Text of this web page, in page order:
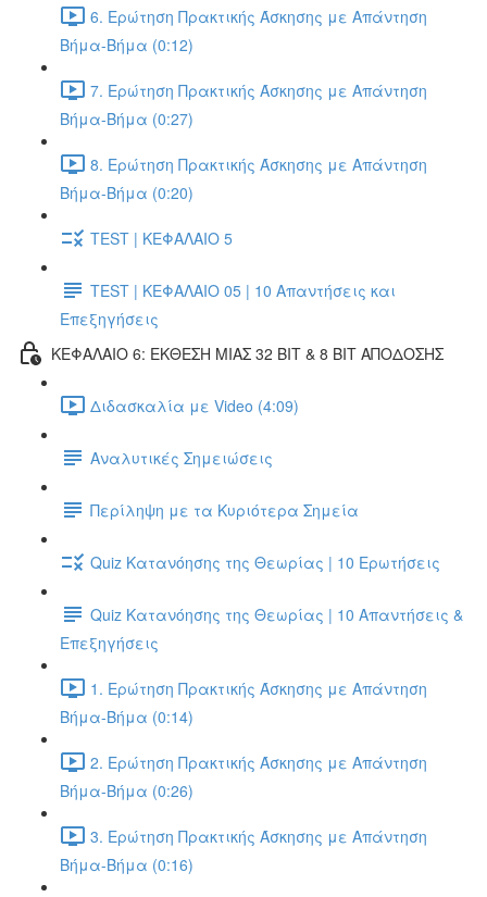
6. Ερώτηση Πρακτικής Άσκησης με Απάντηση
Βήμα-Βήμα (0:12)
7. Ερώτηση Πρακτικής Άσκησης με Απάντηση
Βήμα-Βήμα (0:27)
8. Ερώτηση Πρακτικής Άσκησης με Απάντηση
Βήμα-Βήμα (0:20)
TEST | ΚΕΦΑΛΑΙΟ 5
TEST | ΚΕΦΑΛΑΙΟ 05 | 10 Απαντήσεις και
Επεξηγήσεις
ΚΕΦΑΛΑΙΟ 6: ΕΚΘΕΣΗ ΜΙΑΣ 32 BIT & 8 BIT ΑΠΟΔΟΣΗΣ
Διδασκαλία με Video (4:09)
Αναλυτικές Σημειώσεις
Περίληψη με τα Κυριότερα Σημεία
Quiz Κατανόησης της Θεωρίας | 10 Ερωτήσεις
Quiz Κατανόησης της Θεωρίας | 10 Απαντήσεις &
Επεξηγήσεις
1. Ερώτηση Πρακτικής Άσκησης με Απάντηση
Βήμα-Βήμα (0:14)
2. Ερώτηση Πρακτικής Άσκησης με Απάντηση
Βήμα-Βήμα (0:26)
3. Ερώτηση Πρακτικής Άσκησης με Απάντηση
Βήμα-Βήμα (0:16)